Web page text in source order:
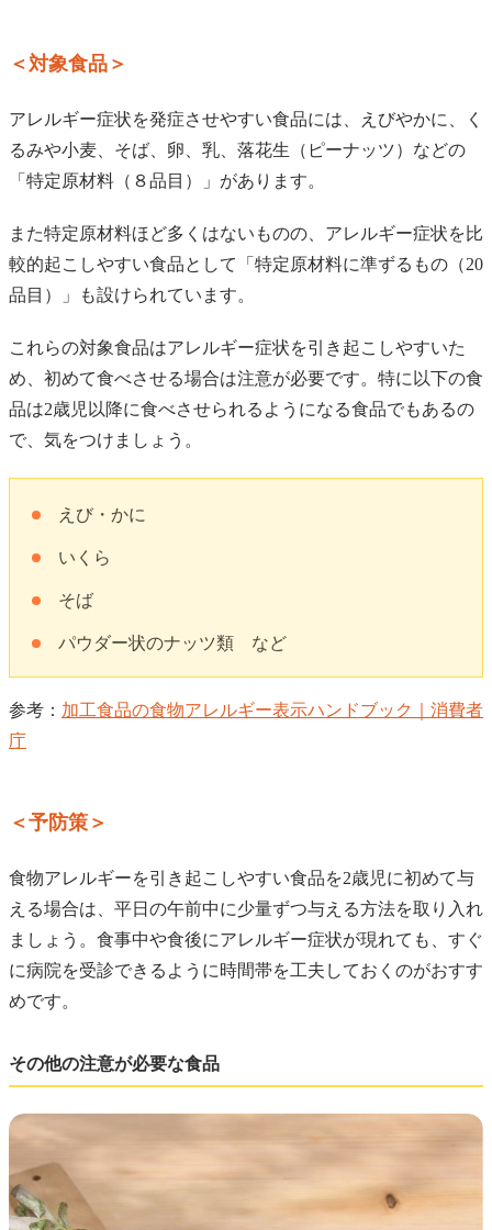
＜対象食品＞
アレルギー症状を発症させやすい食品には、えびやかに、く
るみや小麦、そば、卵、乳、落花生（ピーナッツ）などの
「特定原材料（８品目）」があります。
また特定原材料ほど多くはないものの、アレルギー症状を比
較的起こしやすい食品として「特定原材料に準ずるもの（20
品目）」も設けられています。
これらの対象食品はアレルギー症状を引き起こしやすいた
め、初めて食べさせる場合は注意が必要です。特に以下の食
品は2歳児以降に食べさせられるようになる食品でもあるの
で、気をつけましょう。
えび・かに
いくら
そば
パウダー状のナッツ類 など
参考： 加工食品の食物アレルギー表示ハンドブック｜消費者
庁
＜予防策＞
食物アレルギーを引き起こしやすい食品を2歳児に初めて与
える場合は、平日の午前中に少量ずつ与える方法を取り入れ
ましょう。食事中や食後にアレルギー症状が現れても、すぐ
に病院を受診できるように時間帯を工夫しておくのがおすす
めです。
その他の注意が必要な食品